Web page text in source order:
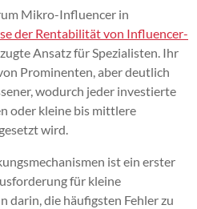
Mikro-Influencer in
der Rentabilität von Influencer-
Ansatz für Spezialisten. Ihr
Prominenten, aber deutlich
wodurch jeder investierte
oder kleine bis mittlere
wird.
ist ein erster
für kleine
darin, die häufigsten Fehler zu